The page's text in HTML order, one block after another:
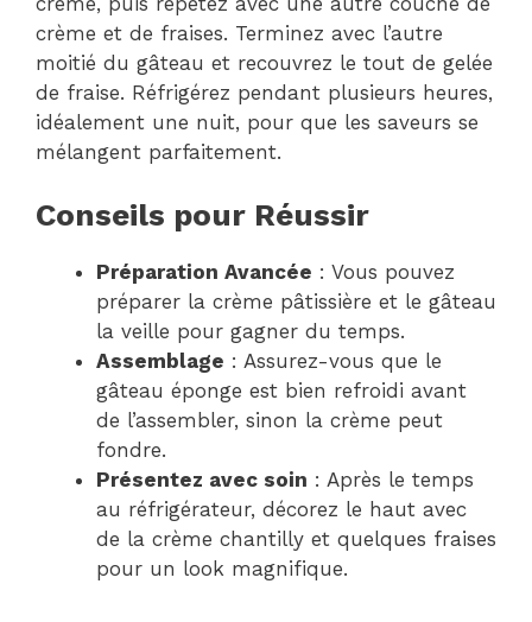
crème et de fraises. Terminez avec l’autre
moitié du gâteau et recouvrez le tout de gelée
de fraise. Réfrigérez pendant plusieurs heures,
idéalement une nuit, pour que les saveurs se
mélangent parfaitement.
Conseils pour Réussir
Préparation Avancée : Vous pouvez
préparer la crème pâtissière et le gâteau
la veille pour gagner du temps.
Assemblage : Assurez-vous que le
gâteau éponge est bien refroidi avant
de l’assembler, sinon la crème peut
fondre.
Présentez avec soin : Après le temps
au réfrigérateur, décorez le haut avec
de la crème chantilly et quelques fraises
pour un look magnifique.